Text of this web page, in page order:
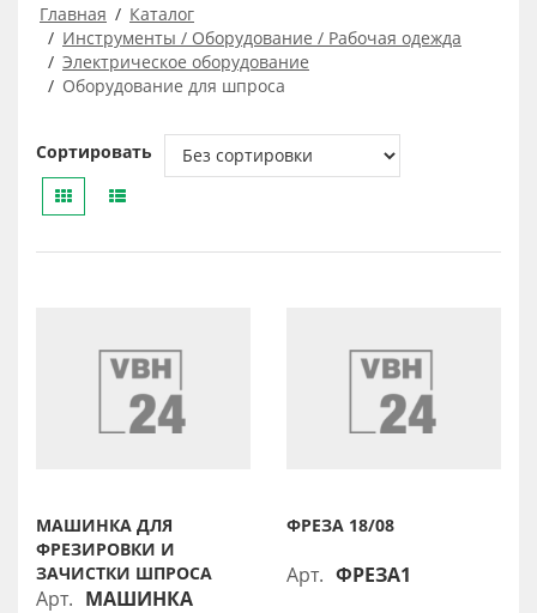
Главная
Каталог
Инструменты / Оборудование / Рабочая одежда
Электрическое оборудование
Оборудование для шпроса
Сортировать
МАШИНКА ДЛЯ
ФРЕЗИРОВКИ И
ЗАЧИСТКИ ШПРОСА
Арт. МАШИНКА
ФРЕЗА 18/08
Арт. ФРЕЗА1